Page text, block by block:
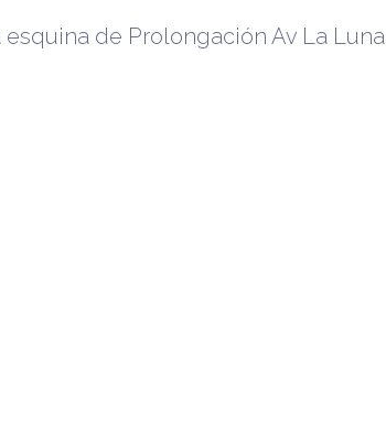
de Prolongación Av La